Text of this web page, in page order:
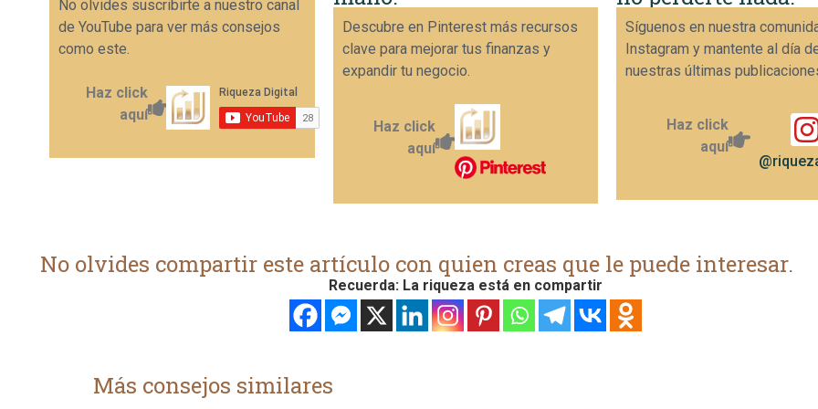
No olvides suscribirte a nuestro canal
de YouTube para ver más consejos
como este.
Haz click
aquí
Descubre en Pinterest más recursos
clave para mejorar tus finanzas y
expandir tu negocio.
Haz click
aquí
Síguenos en nuestra
Instagram y mantente al día
nuestras últimas
Haz click
aquí
No olvides compartir este artículo con quien creas que le puede interesar.
Recuerda: La riqueza está en compartir
Más consejos similares